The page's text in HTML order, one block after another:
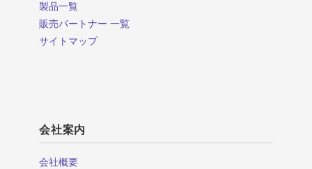
製品一覧
販売パートナー 一覧
サイトマップ
会社案内
会社概要